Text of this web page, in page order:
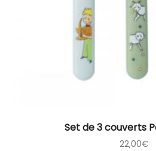
Set de 3 couverts
22,00€